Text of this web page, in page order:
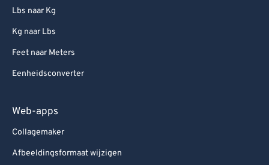
Lbs naar Kg
Kg naar Lbs
Feet naar Meters
Eenheidsconverter
Web-apps
Collagemaker
Afbeeldingsformaat wijzigen